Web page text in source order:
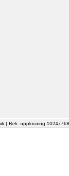
| Rek. upplösning